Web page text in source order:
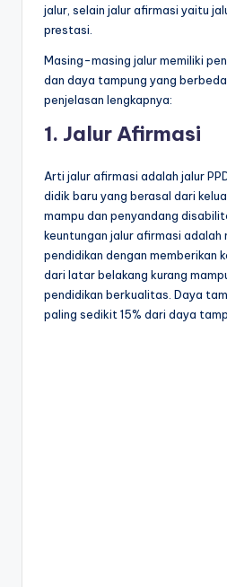
jalur, selain jalur afirmasi yaitu
prestasi.
Masing-masing jalur memiliki
dan daya tampung yang
penjelasan lengkapnya:
1. Jalur Afirmasi
Arti jalur afirmasi adalah jalur
didik baru yang berasal dari
mampu dan penyandang
keuntungan jalur afirmasi adalah
pendidikan dengan memberikan
dari latar belakang kurang
pendidikan berkualitas. Daya
paling sedikit 15% dari daya